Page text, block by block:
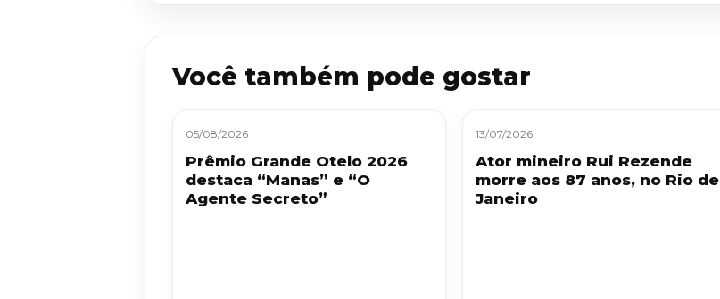
Você também pode gostar
05/08/2026
Prêmio Grande Otelo 2026
destaca “Manas” e “O
Agente Secreto”
13/07/2026
Ator mineiro Rui Rezende
morre aos 87 anos, no Rio de
Janeiro